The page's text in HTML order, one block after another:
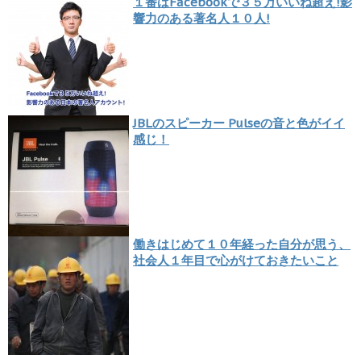
響力のある著名人１０人!
JBLのスピーカー Pulseの音と色がイイ
感じ！
働きはじめて１０年経った自分が思う、
社会人１年目で心がけておきたいこと